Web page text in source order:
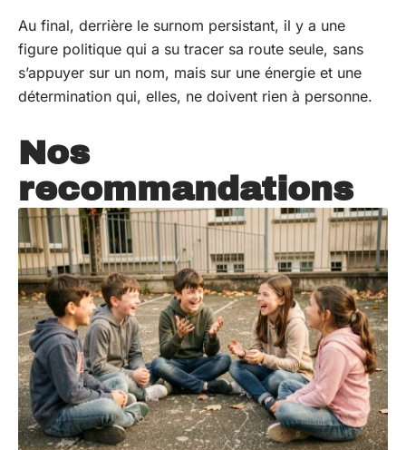
Au final, derrière le surnom persistant, il y a une
figure politique qui a su tracer sa route seule, sans
s’appuyer sur un nom, mais sur une énergie et une
détermination qui, elles, ne doivent rien à personne.
Nos
recommandations